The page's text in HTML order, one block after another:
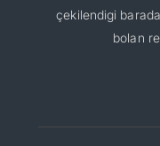
çekilendigi
bolan